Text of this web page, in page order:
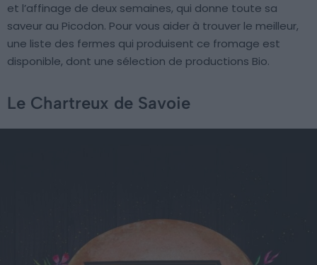
et l’affinage de deux semaines, qui donne toute sa
saveur au Picodon. Pour vous aider à trouver le meilleur,
une liste des fermes qui produisent ce fromage est
disponible, dont une sélection de productions Bio.
Le Chartreux de Savoie